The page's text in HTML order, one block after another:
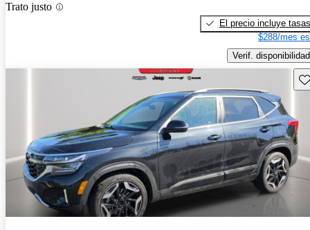
Trato justo
El precio incluye tasas
$288/mes
Verif. disponibilidad